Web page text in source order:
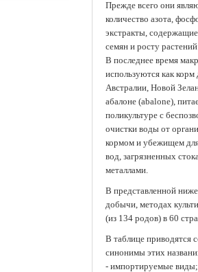
Прежде всего они
количество азота,
экстракты,
семян и росту
В последнее время
используются как
Австралии, Новой
абалоне (abalone),
поликультуре с
очистки воды от
кормом и убежищем
вод, загрязненных
металлами.
В представленной
добычи, методах
(из 134 родов) в 60
В таблице приводятся
синонимы этих
- импортируемые